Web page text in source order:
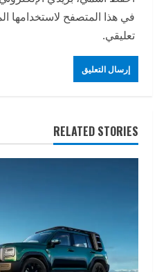
في هذا المتصفح لاستخدامها
تعليقي.
RELATED STORIES